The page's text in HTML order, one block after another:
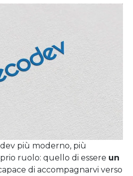
più moderno, più
ruolo: quello di essere un
di accompagnarvi verso